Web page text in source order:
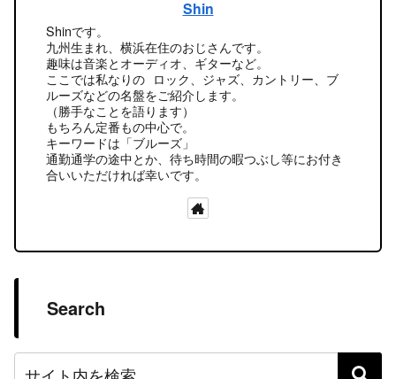
Shin
Shinです。
九州生まれ、横浜在住のおじさんです。
趣味は音楽とオーディオ、ギターなど。
ここでは私なりの ロック、ジャズ、カントリー、ブ
ルーズなどの名盤をご紹介します。
（勝手なことを語ります）
もちろん定番もの中心で。
キーワードは「ブルーズ」
通勤通学の途中とか、待ち時間の暇つぶし等にお付き
合いいただければ幸いです。
Search